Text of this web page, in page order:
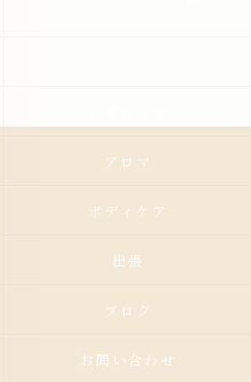
アロマ
ボディケア
出張
ブログ
お問い合わせ